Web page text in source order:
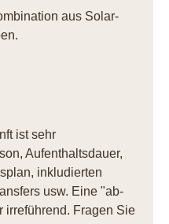
aus Solar-
ist sehr
Aufenthaltsdauer,
inkludierten
usw. Eine "ab-
irreführend. Fragen Sie